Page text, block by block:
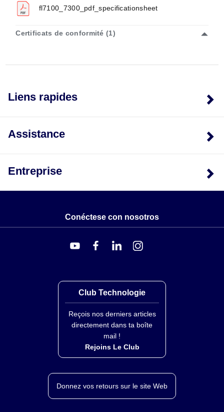
fl7100_7300_pdf_specificationsheet
Certificats de conformité (1)
Liens rapides
Assistance
Entreprise
Conéctese con nosotros
Club Technologie
Reçois nos derniers articles
directement dans ta boîte
mail !
Rejoins Le Club
Donnez vos retours sur le site Web